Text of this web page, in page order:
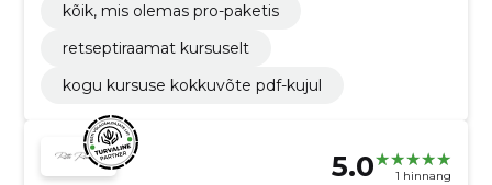
kõik, mis olemas pro-paketis
retseptiraamat kursuselt
kogu kursuse kokkuvõte pdf-kujul
5.0 1 hinnang